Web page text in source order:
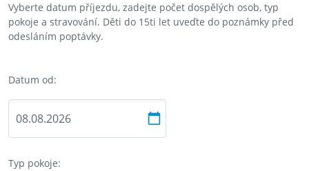
Vyberte datum příjezdu, zadejte počet dospělých osob, typ
pokoje a stravování. Děti do 15ti let uveďte do poznámky před
odesláním poptávky.
Datum od:
Typ pokoje: